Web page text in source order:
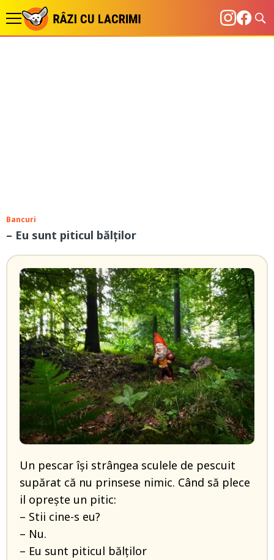
Bancuri
– Eu sunt piticul bălților
Un pescar își strângea sculele de pescuit
supărat că nu prinsese nimic. Când să plece
il oprește un pitic:
– Stii cine-s eu?
– Nu.
– Eu sunt piticul bălților